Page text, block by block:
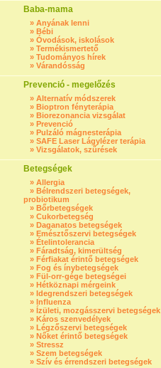
Baba-mama
» Anyának lenni
» Bébi
» Óvodások, iskolások
» Termékismertető
» Tudományos hírek
» Várandósság
Prevenció - megelőzés
» Alternatív módszerek
» Bioptron fényterápia
» Biorezonancia vizsgálat
» Prevenció
» Pulzáló mágnesterápia
» SAFE Laser Lágylézer terápia
» Vizsgálatok, szűrések
Betegségek
» Allergia
» Bélrendszeri betegségek,
probiotikum
» Bőrbetegségek
» Cukorbetegség
» Daganatos betegségek
» Emésztőszervi betegségek
» Ételintolerancia
» Fáradtság, kimerültség
» Férfiakat érintő betegségek
» Fog és ínybetegségek
» Fül-orr-gége betegségei
» Hétköznapi mérgeink
» Idegrendszeri betegségek
» Influenza
» Ízületi, mozgásszervi betegségek
» Káros szenvedélyek
» Légzőszervi betegségek
» Nőket érintő betegségek
» Stressz
» Szem betegségek
» Szív és érrendszeri betegségek